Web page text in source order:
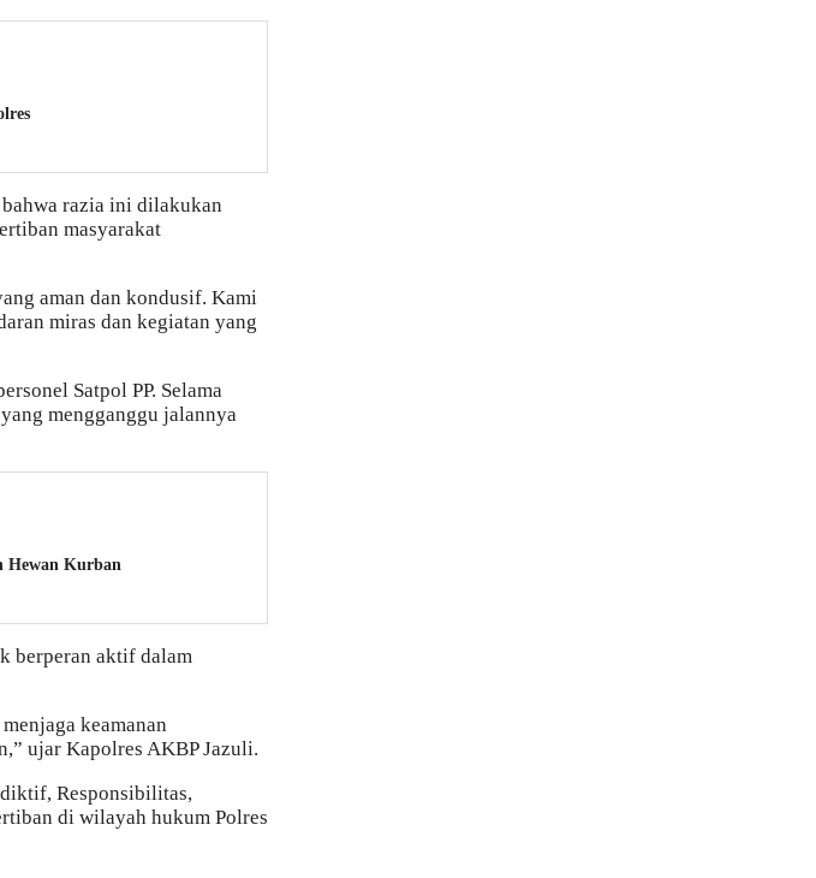
razia ini dilakukan
masyarakat
aman dan kondusif. Kami
miras dan kegiatan yang
Satpol PP. Selama
mengganggu jalannya
Hewan Kurban
berperan aktif dalam
keamanan
ujar Kapolres AKBP Jazuli.
Responsibilitas,
di wilayah hukum Polres